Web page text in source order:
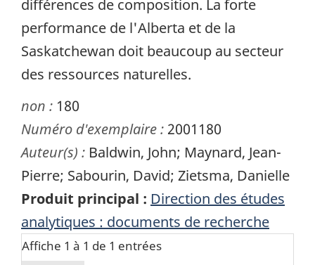
différences de composition. La forte
performance de l'Alberta et de la
Saskatchewan doit beaucoup au secteur
des ressources naturelles.
non : 180
Numéro d'exemplaire : 2001180
Auteur(s) : Baldwin, John; Maynard, Jean-
Pierre; Sabourin, David; Zietsma, Danielle
Produit principal : Direction des études
analytiques : documents de recherche
Affiche 1 à 1 de 1 entrées